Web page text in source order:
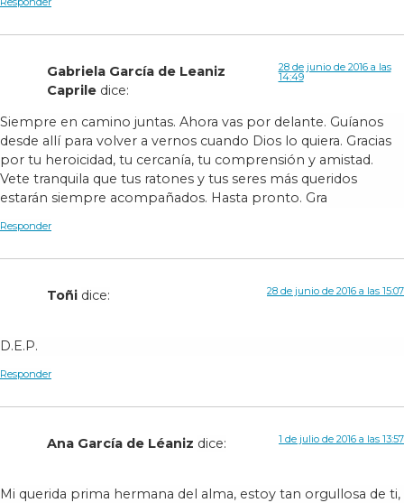
Gabriela García de Leaniz
Caprile dice:
28 de junio de 2016 a las
14:49
Siempre en camino juntas. Ahora vas por delante. Guíanos
desde allí para volver a vernos cuando Dios lo quiera. Gracias
por tu heroicidad, tu cercanía, tu comprensión y amistad.
Vete tranquila que tus ratones y tus seres más queridos
estarán siempre acompañados. Hasta pronto. Gra
Responder
Toñi dice: 28 de junio de 2016 a las 15:07
D.E.P.
Responder
Ana García de Léaniz dice: 1 de julio de 2016 a las 13:57
Mi querida prima hermana del alma, estoy tan orgullosa de ti,